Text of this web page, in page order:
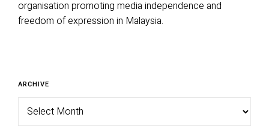
organisation promoting media independence and
freedom of expression in Malaysia.
ARCHIVE